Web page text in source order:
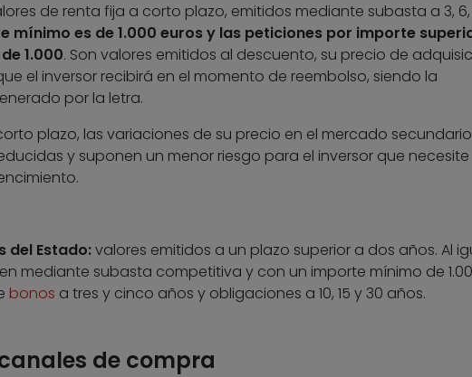
de renta fija a corto plazo, emitidos mediante subasta a 3, 6,
mínimo es de 1.000 euros y las peticiones por importe
1.000. Son valores emitidos al descuento, su precio de
el inversor recibirá en el momento de reembolso, siendo la
por la letra.
plazo, las variaciones de su precio en el mercado secundario
y suponen un menor riesgo para el inversor que necesite
del Estado:valores emitidos a un plazo superior a dos años. Al
mediante subasta competitiva y con un importe mínimo de
bonos a tres y cinco años y obligaciones a 10, 15 y 30 años.
de compra